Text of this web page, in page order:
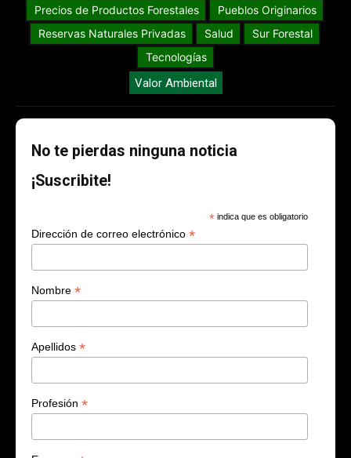
Precios de Productos Forestales
Pueblos Originarios
Reservas Naturales Privadas
Salud
Sur Forestal
Tecnologías
Valor Ambiental
No te pierdas ninguna noticia
¡Suscribite!
* indica que es obligatorio
Dirección de correo electrónico *
Nombre *
Apellidos *
Profesión *